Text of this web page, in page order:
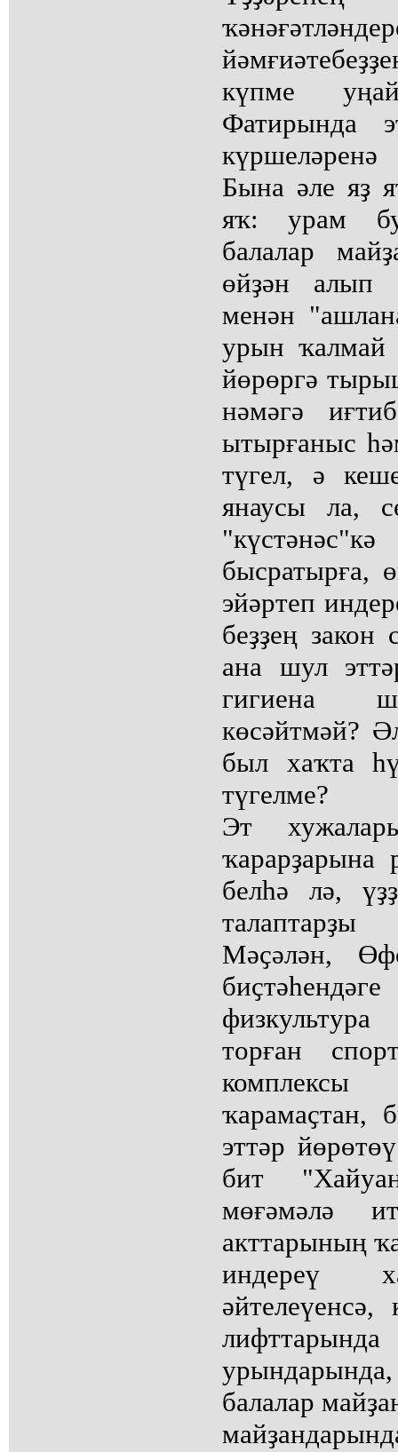
күпме
Фатирында
Бына әле яҙ
яҡ: урам
балалар
өйҙән алып
менән
урын ҡалмай
йөрөргә
нәмәгә
ытырғаныс
түгел, ә
янаусы ла,
бысратырға,
эйәртеп
беҙҙең закон
ана шул
гигиена
көсәйтмәй?
был хаҡта
түгелме?
Эт
ҡарарҙарына
белһә лә,
Мәҫәлән,
торған
комплексы
ҡарамаҫтан,
эттәр
бит
мөғәмәлә
акттарының
индереү
балалар